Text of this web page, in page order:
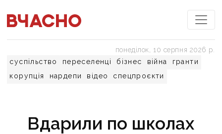
суспільство переселенці бізнес війна
гранти
корупція
нардепи відео спецпроєкти
понеділок, 10 серпня 2026 р.
Вдарили по школах